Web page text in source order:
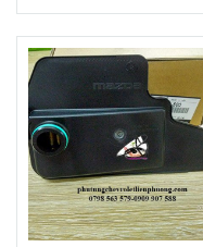
định và an toàn
tuyệt đối